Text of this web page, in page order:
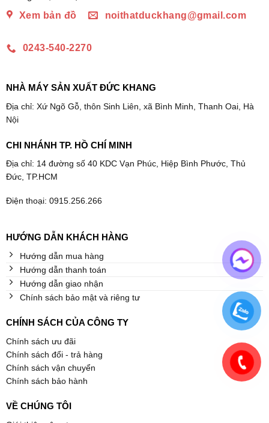
Xem bản đồ
noithatduckhang@gmail.com
0243-540-2270
NHÀ MÁY SẢN XUẤT ĐỨC KHANG
Địa chỉ: Xứ Ngõ Gỗ, thôn Sinh Liên, xã Bình Minh, Thanh Oai, Hà
Nội
CHI NHÁNH TP. HỒ CHÍ MINH
Địa chỉ: 14 đường số 40 KDC Vạn Phúc, Hiệp Bình Phước, Thủ
Đức, TP.HCM
Điện thoại: 0915.256.266
HƯỚNG DẪN KHÁCH HÀNG
Hướng dẫn mua hàng
Hướng dẫn thanh toán
Hướng dẫn giao nhận
Chính sách bảo mật và riêng tư
CHÍNH SÁCH CỦA CÔNG TY
Chính sách ưu đãi
Chính sách đổi - trả hàng
Chính sách vận chuyển
Chính sách bảo hành
VỀ CHÚNG TÔI